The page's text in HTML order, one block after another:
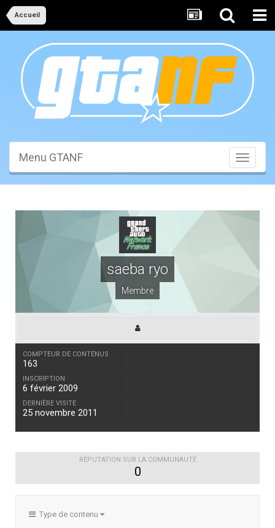
Accueil
Toggle
Menu GTANF
saeba ryo
Membre
COMPTEUR DE CONTENUS
163
INSCRIPTION
6 février 2009
DERNIÈRE VISITE
25 novembre 2011
RÉPUTATION SUR LA COMMUNAUTÉ
0
Type de contenu